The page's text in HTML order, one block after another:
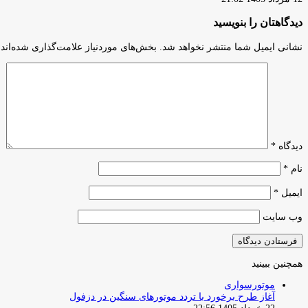
دیدگاهتان را بنویسید
نشانی ایمیل شما منتشر نخواهد شد. بخش‌های موردنیاز علامت‌گذاری
دیدگاه *
نام *
ایمیل *
وب‌ سایت
همچنین ببینید
موتورسواری
آغاز طرح برخورد با تردد موتورهای سنگین در دزفول